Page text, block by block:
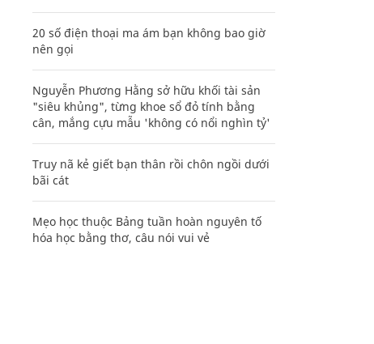
20 số điện thoại ma ám bạn không bao giờ
nên gọi
Nguyễn Phương Hằng sở hữu khối tài sản
"siêu khủng", từng khoe sổ đỏ tính bằng
cân, mắng cựu mẫu 'không có nổi nghìn tỷ'
Truy nã kẻ giết bạn thân rồi chôn ngồi dưới
bãi cát
Mẹo học thuộc Bảng tuần hoàn nguyên tố
hóa học bằng thơ, câu nói vui vẻ